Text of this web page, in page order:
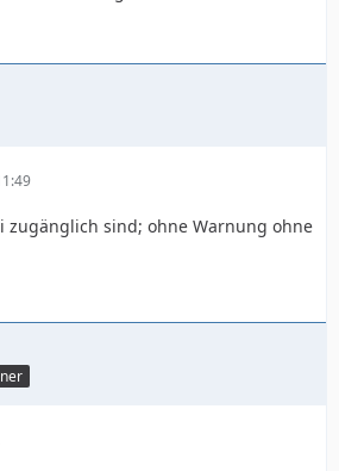
zugänglich sind; ohne Warnung ohne